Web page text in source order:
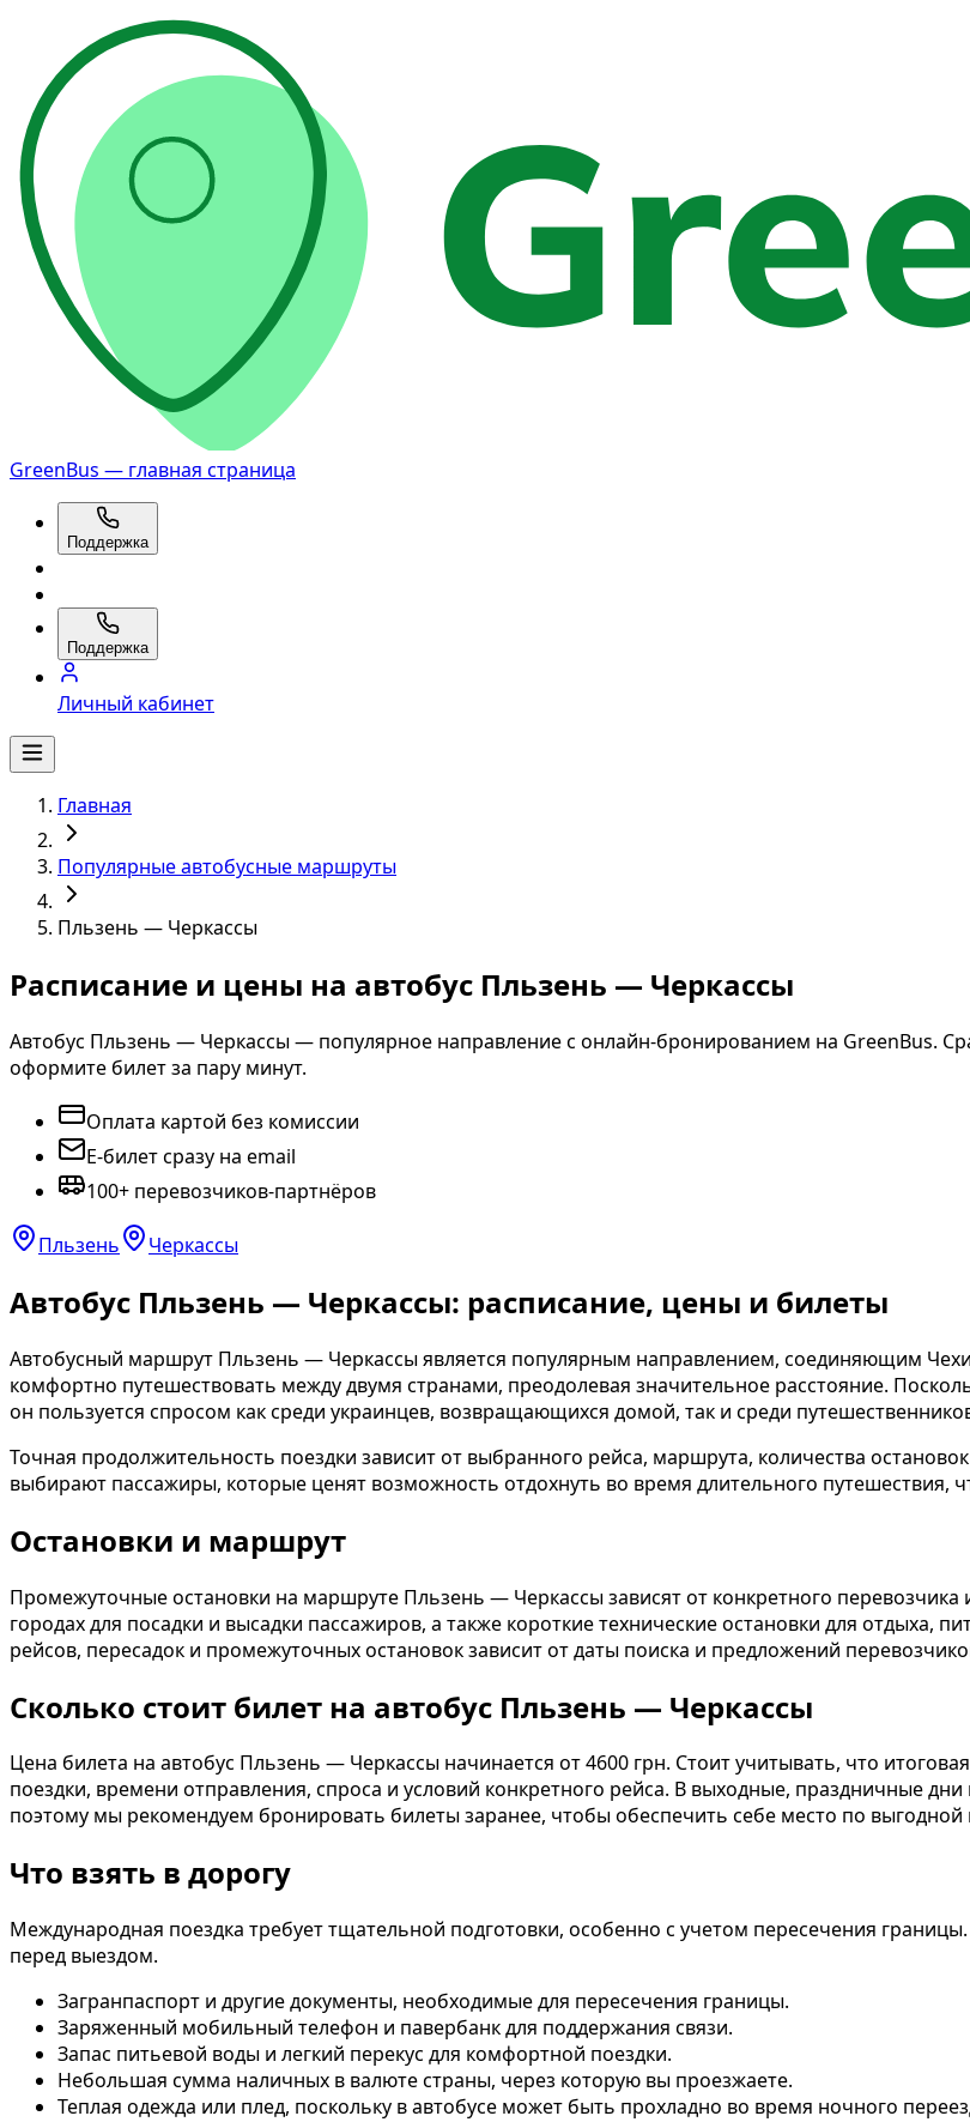
GreenBus — главная страница
Поддержка
Поддержка
Личный кабинет
Главная
Популярные автобусные маршруты
Пльзень — Черкассы
Расписание и цены на автобус Пльзень — Черкассы
Автобус Пльзень — Черкассы — популярное направление с онлайн-бронированием на GreenBus.
оформите билет за пару минут.
Оплата картой без комиссии
E-билет сразу на email
100+ перевозчиков-партнёров
Пльзень Черкассы
Автобус Пльзень — Черкассы: расписание, цены и билеты
Автобусный маршрут Пльзень — Черкассы является популярным направлением, соединяющим
комфортно путешествовать между двумя странами, преодолевая значительное расстояние.
он пользуется спросом как среди украинцев, возвращающихся домой, так и среди
Точная продолжительность поездки зависит от выбранного рейса, маршрута, количества
выбирают пассажиры, которые ценят возможность отдохнуть во время длительного путешествия,
Остановки и маршрут
Промежуточные остановки на маршруте Пльзень — Черкассы зависят от конкретного перевозчика
городах для посадки и высадки пассажиров, а также короткие технические остановки для отдыха,
рейсов, пересадок и промежуточных остановок зависит от даты поиска и предложений
Сколько стоит билет на автобус Пльзень — Черкассы
Цена билета на автобус Пльзень — Черкассы начинается от 4600 грн. Стоит учитывать, что
поездки, времени отправления, спроса и условий конкретного рейса. В выходные, праздничные
поэтому мы рекомендуем бронировать билеты заранее, чтобы обеспечить себе место по выгодной
Что взять в дорогу
Международная поездка требует тщательной подготовки, особенно с учетом пересечения
перед выездом.
Загранпаспорт и другие документы, необходимые для пересечения границы.
Заряженный мобильный телефон и павербанк для поддержания связи.
Запас питьевой воды и легкий перекус для комфортной поездки.
Небольшая сумма наличных в валюте страны, через которую вы проезжаете.
Теплая одежда или плед, поскольку в автобусе может быть прохладно во время ночного